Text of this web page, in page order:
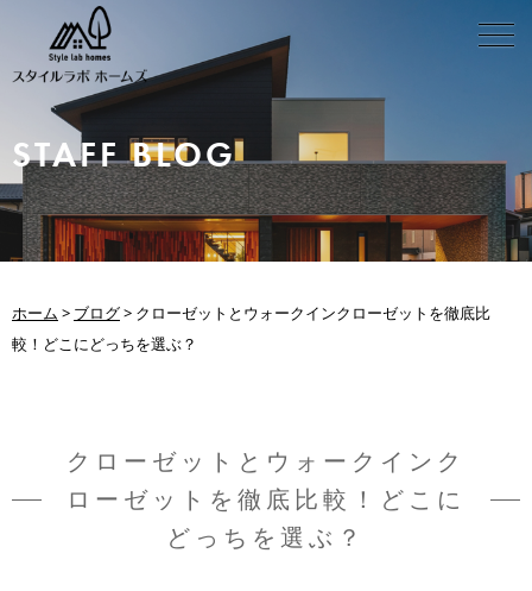
STAFF BLOG
ホーム > ブログ> クローゼットとウォークインクローゼットを徹底比
較！どこにどっちを選ぶ？
クローゼットとウォークインク
ローゼットを徹底比較！どこに
どっちを選ぶ？